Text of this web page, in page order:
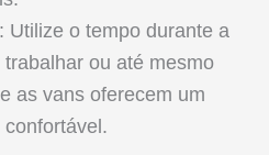
: Utilize o tempo durante a
ou até mesmo
as vans oferecem um